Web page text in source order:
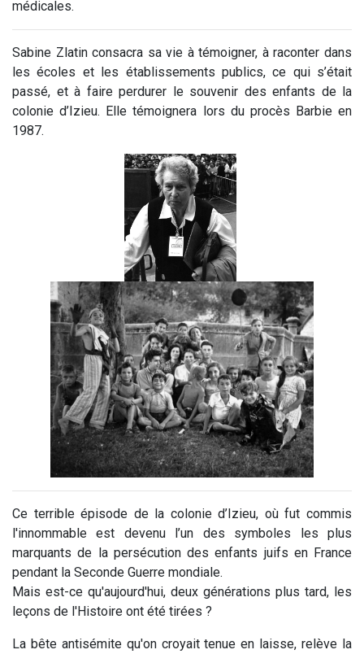
médicales.
Sabine Zlatin consacra sa vie à témoigner, à raconter dans
les écoles et les établissements publics, ce qui s’était
passé, et à faire perdurer le souvenir des enfants de la
colonie d’Izieu. Elle témoignera lors du procès Barbie en
1987.
Ce terrible épisode de la colonie d’Izieu, où fut commis
l'innommable est devenu l’un des symboles les plus
marquants de la persécution des enfants juifs en France
pendant la Seconde Guerre mondiale.
Mais est-ce qu'aujourd'hui, deux générations plus tard, les
leçons de l'Histoire ont été tirées ?
La bête antisémite qu'on croyait tenue en laisse, relève la